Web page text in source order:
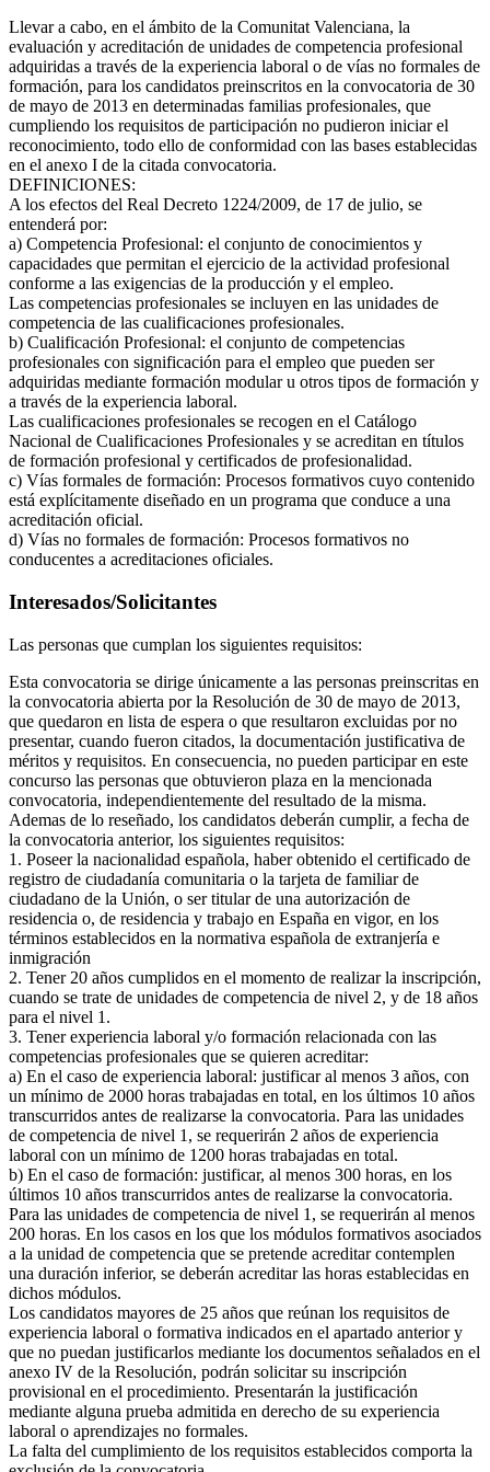
Llevar a cabo, en el ámbito de la Comunitat Valenciana, la
evaluación y acreditación de unidades de competencia profesional
adquiridas a través de la experiencia laboral o de vías no formales de
formación, para los candidatos preinscritos en la convocatoria de 30
de mayo de 2013 en determinadas familias profesionales, que
cumpliendo los requisitos de participación no pudieron iniciar el
reconocimiento, todo ello de conformidad con las bases establecidas
en el anexo I de la citada convocatoria.
DEFINICIONES:
A los efectos del Real Decreto 1224/2009, de 17 de julio, se
entenderá por:
a) Competencia Profesional: el conjunto de conocimientos y
capacidades que permitan el ejercicio de la actividad profesional
conforme a las exigencias de la producción y el empleo.
Las competencias profesionales se incluyen en las unidades de
competencia de las cualificaciones profesionales.
b) Cualificación Profesional: el conjunto de competencias
profesionales con significación para el empleo que pueden ser
adquiridas mediante formación modular u otros tipos de formación y
a través de la experiencia laboral.
Las cualificaciones profesionales se recogen en el Catálogo
Nacional de Cualificaciones Profesionales y se acreditan en títulos
de formación profesional y certificados de profesionalidad.
c) Vías formales de formación: Procesos formativos cuyo contenido
está explícitamente diseñado en un programa que conduce a una
acreditación oficial.
d) Vías no formales de formación: Procesos formativos no
conducentes a acreditaciones oficiales.
Interesados/Solicitantes
Las personas que cumplan los siguientes requisitos:
Esta convocatoria se dirige únicamente a las personas preinscritas en
la convocatoria abierta por la Resolución de 30 de mayo de 2013,
que quedaron en lista de espera o que resultaron excluidas por no
presentar, cuando fueron citados, la documentación justificativa de
méritos y requisitos. En consecuencia, no pueden participar en este
concurso las personas que obtuvieron plaza en la mencionada
convocatoria, independientemente del resultado de la misma.
Ademas de lo reseñado, los candidatos deberán cumplir, a fecha de
la convocatoria anterior, los siguientes requisitos:
1. Poseer la nacionalidad española, haber obtenido el certificado de
registro de ciudadanía comunitaria o la tarjeta de familiar de
ciudadano de la Unión, o ser titular de una autorización de
residencia o, de residencia y trabajo en España en vigor, en los
términos establecidos en la normativa española de extranjería e
inmigración
2. Tener 20 años cumplidos en el momento de realizar la inscripción,
cuando se trate de unidades de competencia de nivel 2, y de 18 años
para el nivel 1.
3. Tener experiencia laboral y/o formación relacionada con las
competencias profesionales que se quieren acreditar:
a) En el caso de experiencia laboral: justificar al menos 3 años, con
un mínimo de 2000 horas trabajadas en total, en los últimos 10 años
transcurridos antes de realizarse la convocatoria. Para las unidades
de competencia de nivel 1, se requerirán 2 años de experiencia
laboral con un mínimo de 1200 horas trabajadas en total.
b) En el caso de formación: justificar, al menos 300 horas, en los
últimos 10 años transcurridos antes de realizarse la convocatoria.
Para las unidades de competencia de nivel 1, se requerirán al menos
200 horas. En los casos en los que los módulos formativos asociados
a la unidad de competencia que se pretende acreditar contemplen
una duración inferior, se deberán acreditar las horas establecidas en
dichos módulos.
Los candidatos mayores de 25 años que reúnan los requisitos de
experiencia laboral o formativa indicados en el apartado anterior y
que no puedan justificarlos mediante los documentos señalados en el
anexo IV de la Resolución, podrán solicitar su inscripción
provisional en el procedimiento. Presentarán la justificación
mediante alguna prueba admitida en derecho de su experiencia
laboral o aprendizajes no formales.
La falta del cumplimiento de los requisitos establecidos comporta la